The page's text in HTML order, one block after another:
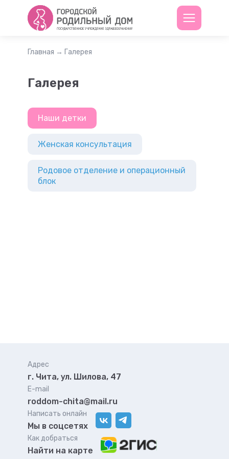
Главная → Галерея
Галерея
Наши детки
Женская консультация
Родовое отделение и операционный
блок
Адрес
г. Чита, ул. Шилова, 47
E-mail
roddom-chita@mail.ru
Написать онлайн
Мы в соцсетях
Как добраться
Найти на карте